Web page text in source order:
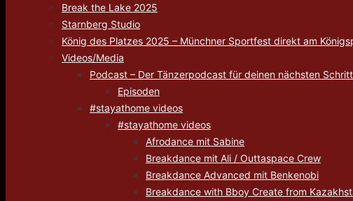
Break the Lake 2025
Starnberg Studio
König des Platzes 2025 – Münchner Sportfest direkt am
Videos/Media
Podcast – Der Tänzerpodcast für deinen nächsten Schritt
Episoden
#stayathome videos
#stayathome videos
Afrodance mit Sabine
Breakdance mit Ali / Outtaspace Crew
Breakdance Advanced mit Benkenobi
Breakdance with Bboy Create from